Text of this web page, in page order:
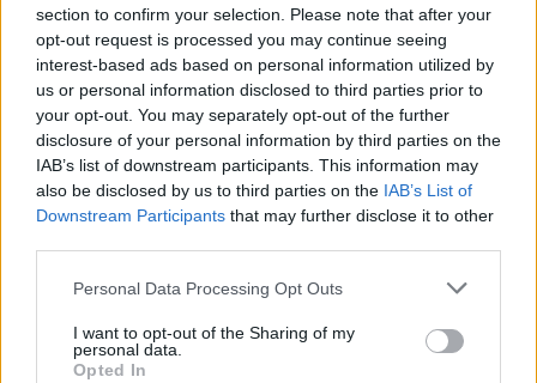
section to confirm your selection. Please note that after your
opt-out request is processed you may continue seeing
interest-based ads based on personal information utilized by
us or personal information disclosed to third parties prior to
your opt-out. You may separately opt-out of the further
disclosure of your personal information by third parties on the
IAB’s list of downstream participants. This information may
also be disclosed by us to third parties on the IAB’s List of
Downstream Participants that may further disclose it to other
Please note that this website/app uses one or more Google
not limited to your visit or usage behaviour. You may click to
grant or deny consent to Google and its third-party tags to
Personal Data Processing Opt Outs
I want to opt-out of the Sharing of my
personal data.
Opted In
AUTORE
Ilaria Mauri
Ilaria Mauri, bolognese, decise di seguire il
giornalismo sportivo dopo una notte al
Dall'Ara durante una partita decisiva: oggi
coordina le pagine di competizioni e
commenti. In redazione predilige reportage